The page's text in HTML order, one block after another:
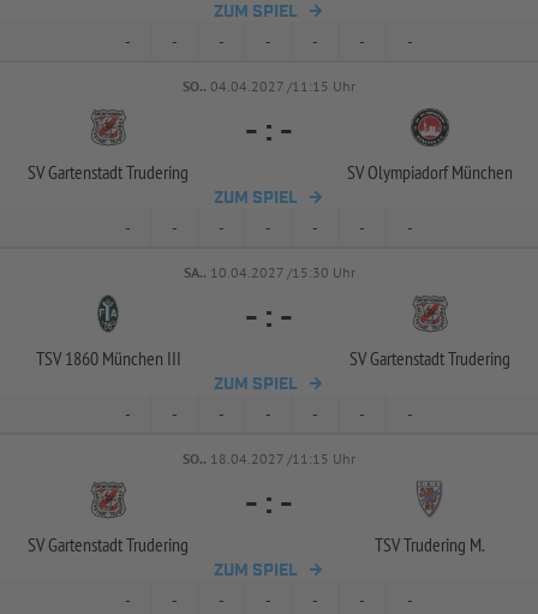
ZUM SPIEL
- - - - - - -
SO.. 04.04.2027 /11:15 Uhr
SV Gartenstadt Trudering
- : -
SV Olympiadorf München
ZUM SPIEL
- - - - - - -
SA.. 10.04.2027 /15:30 Uhr
TSV 1860 München III
- : -
SV Gartenstadt Trudering
ZUM SPIEL
- - - - - - -
SO.. 18.04.2027 /11:15 Uhr
SV Gartenstadt Trudering
- : -
TSV Trudering M.
ZUM SPIEL
- - - - - - -